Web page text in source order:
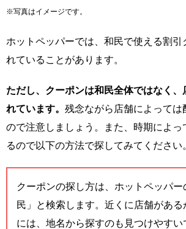
※写真はイメージです。
ホットペッパーでは、和民で使える割引
れていることがあります。
ただし、クーポンは和民全体ではなく、
れています。 残念ながら店舗によっては
ので注意しましょう。また、時期によっ
るので以下の方法で探してみてください
クーポンの探し方は、ホットペッパ
民」と検索します。近くに店舗がある
には、地名から探すのも見つけやすい